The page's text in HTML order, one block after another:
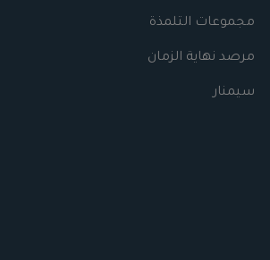
مجموعات التلمذة
مرصد نهاية الزمان
سيمنار